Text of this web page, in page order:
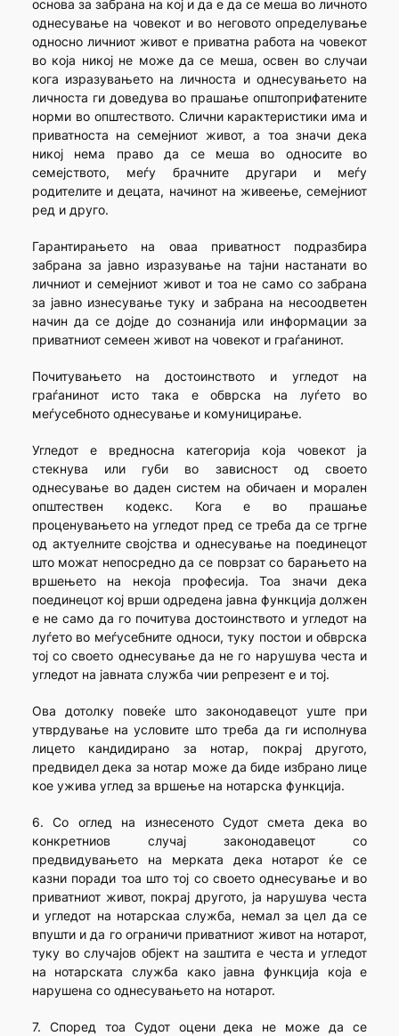
основа за забрана на кој и да е да се меша во личното
однесување на човекот и во неговото определување
односно личниот живот е приватна работа на човекот
во која никој не може да се меша, освен во случаи
кога изразувањето на личноста и однесувањето на
личноста ги доведува во прашање општоприфатените
норми во општеството. Слични карактеристики има и
приватноста на семејниот живот, а тоа значи дека
никој нема право да се меша во односите во
семејството, меѓу брачните другари и меѓу
родителите и децата, начинот на живеење, семејниот
ред и друго.
Гарантирањето на оваа приватност подразбира
забрана за јавно изразување на тајни настанати во
личниот и семејниот живот и тоа не само со забрана
за јавно изнесување туку и забрана на несоодветен
начин да се дојде до сознанија или информации за
приватниот семеен живот на човекот и граѓанинот.
Почитувањето на достоинството и угледот на
граѓанинот исто така е обврска на луѓето во
меѓусебното однесување и комуницирање.
Угледот е вредносна категорија која човекот ја
стекнува или губи во зависност од своето
однесување во даден систем на обичаен и морален
општествен кодекс. Кога е во прашање
проценувањето на угледот пред се треба да се тргне
од актуелните својства и однесување на поединецот
што можат непосредно да се поврзат со барањето на
вршењето на некоја професија. Тоа значи дека
поединецот кој врши одредена јавна функција должен
е не само да го почитува достоинството и угледот на
луѓето во меѓусебните односи, туку постои и обврска
тој со своето однесување да не го нарушува честа и
угледот на јавната служба чии репрезент е и тој.
Ова дотолку повеќе што законодавецот уште при
утврдување на условите што треба да ги исполнува
лицето кандидирано за нотар, покрај другото,
предвидел дека за нотар може да биде избрано лице
кое ужива углед за вршење на нотарска функција.
6. Со оглед на изнесеното Судот смета дека во
конкретниов случај законодавецот со
предвидувањето на мерката дека нотарот ќе се
казни поради тоа што тој со своето однесување и во
приватниот живот, покрај другото, ја нарушува честа
и угледот на нотарскаа служба, немал за цел да се
впушти и да го ограничи приватниот живот на нотарот,
туку во случајов објект на заштита е честа и угледот
на нотарската служба како јавна функција која е
нарушена со однесувањето на нотарот.
7. Според тоа Судот оцени дека не може да се